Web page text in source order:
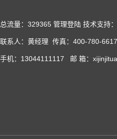
总流量：329365 管理登陆 技术支持
联系人：黄经理 传真：400-780-6617
手机：13044111117 邮 箱：